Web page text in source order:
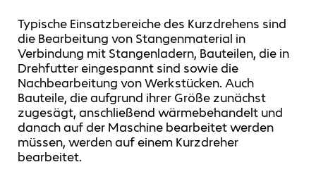
Typische Einsatzbereiche des Kurzdrehens sind
die Bearbeitung von Stangenmaterial in
Verbindung mit Stangenladern, Bauteilen, die in
Drehfutter eingespannt sind sowie die
Nachbearbeitung von Werkstücken. Auch
Bauteile, die aufgrund ihrer Größe zunächst
zugesägt, anschließend wärmebehandelt und
danach auf der Maschine bearbeitet werden
müssen, werden auf einem Kurzdreher
bearbeitet.